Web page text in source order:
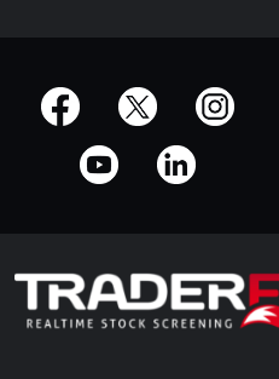
offizielle Social Media-Accounts